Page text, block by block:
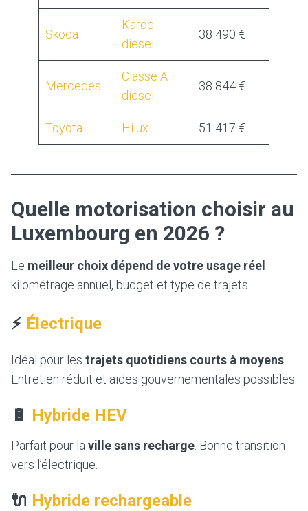
Skoda
Karoq
diesel
38 490 €
Mercedes
Classe A
diesel
38 844 €
Toyota Hilux 51 417 €
Quelle motorisation choisir au
Luxembourg en 2026 ?
Le meilleur choix dépend de votre usage réel :
kilométrage annuel, budget et type de trajets.
⚡ Électrique
Idéal pour les trajets quotidiens courts à moyens
Entretien réduit et aides gouvernementales possibles.
🔋 Hybride HEV
Parfait pour la ville sans recharge . Bonne transition
vers l’électrique.
🔌 Hybride rechargeable